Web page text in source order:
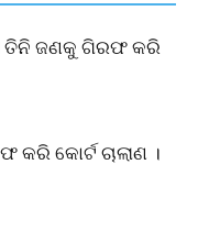
ତିନି ଜଣକୁ ଗିରଫ କରି
କୋର୍ଟ ଚାଲାଣ ।